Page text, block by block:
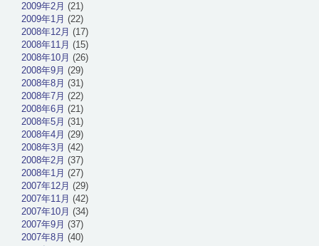
2009年2月 (21)
2009年1月 (22)
2008年12月 (17)
2008年11月 (15)
2008年10月 (26)
2008年9月 (29)
2008年8月 (31)
2008年7月 (22)
2008年6月 (21)
2008年5月 (31)
2008年4月 (29)
2008年3月 (42)
2008年2月 (37)
2008年1月 (27)
2007年12月 (29)
2007年11月 (42)
2007年10月 (34)
2007年9月 (37)
2007年8月 (40)